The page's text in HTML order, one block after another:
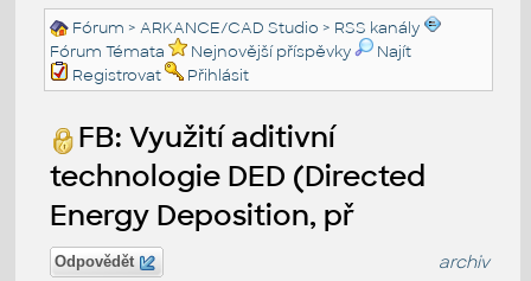
Fórum >ARKANCE/CAD Studio > RSS kanály
Fórum Témata
Nejnovější příspěvky
Najít
Registrovat
Přihlásit
FB: Využití aditivní
technologie DED (Directed
Energy Deposition, př
Odpovědět archiv